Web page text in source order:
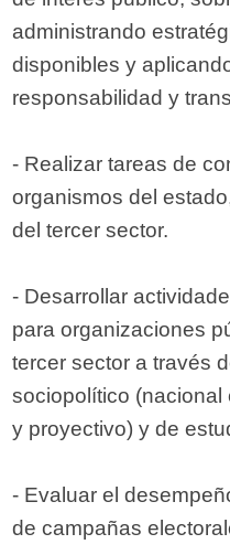
administrando
disponibles y
responsabilidad y
- Realizar tareas de
organismos del
del tercer sector.
- Desarrollar
para organizaciones
tercer sector a través
sociopolítico (nacional
y proyectivo) y de
- Evaluar el
de campañas